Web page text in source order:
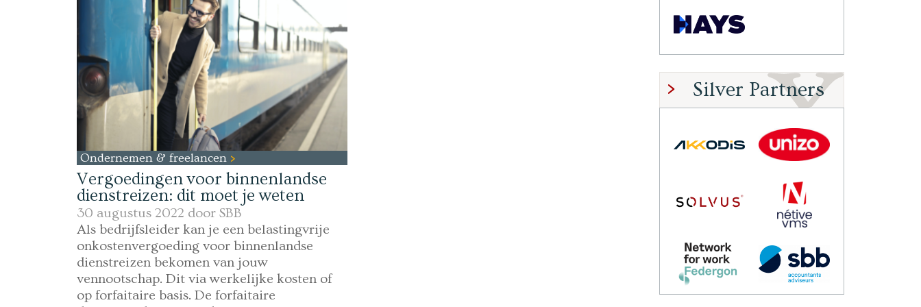
Ondernemen & freelancen
Vergoedingen voor binnenlandse
dienstreizen: dit moet je weten
30 augustus 2022 door SBB
Als bedrijfsleider kan je een belastingvrije
onkostenvergoeding voor binnenlandse
dienstreizen bekomen van jouw
vennootschap. Dit via werkelijke kosten of
op forfaitaire basis. De forfaitaire
Silver Partners